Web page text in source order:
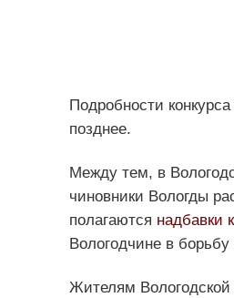
Подробности
позднее.
Между тем, в
чиновники Вологды
полагаются надбавки
Вологодчине в
Жителям